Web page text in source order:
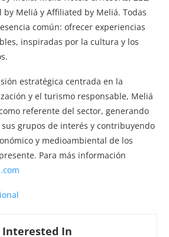
by Meliá y Affiliated by Meliá. Todas
común: ofrecer experiencias
inspiradas por la cultura y los
estratégica centrada en la
y el turismo responsable, Meliá
referente del sector, generando
grupos de interés y contribuyendo
y medioambiental de los
Para más información
Interested In